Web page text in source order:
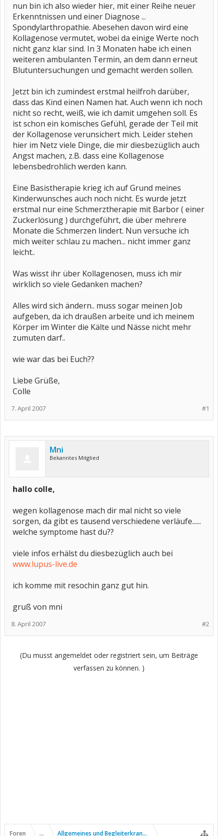
nun bin ich also wieder hier, mit einer Reihe neuer
Erkenntnissen und einer Diagnose ...
Spondylarthropathie. Abesehen davon wird eine
Kollagenose vermutet, wobei da einige Werte noch
nicht ganz klar sind. In 3 Monaten habe ich einen
weiteren ambulanten Termin, an dem dann erneut
Blutuntersuchungen und gemacht werden sollen.
Jetzt bin ich zumindest erstmal heilfroh darüber,
dass das Kind einen Namen hat. Auch wenn ich noch
nicht so recht, weiß, wie ich damit umgehen soll. Es
ist schon ein komisches Gefühl, gerade der Teil mit
der Kollagenose verunsichert mich. Leider stehen
hier im Netz viele Dinge, die mir diesbezüglich auch
Angst machen, z.B. dass eine Kollagenose
lebensbedrohlich werden kann.
Eine Basistherapie krieg ich auf Grund meines
Kinderwunsches auch noch nicht. Es wurde jetzt
erstmal nur eine Schmerztherapie mit Barbor ( einer
Zuckerlösung ) durchgeführt, die über mehrere
Monate die Schmerzen lindert. Nun versuche ich
mich weiter schlau zu machen... nicht immer ganz
leicht..
Was wisst ihr über Kollagenosen, muss ich mir
wirklich so viele Gedanken machen?
Alles wird sich ändern.. muss sogar meinen Job
aufgeben, da ich draußen arbeite und ich meinem
Körper im Winter die Kälte und Nässe nicht mehr
zumuten darf..
wie war das bei Euch??
Liebe Grüße,
Colle
#1
7. April 2007
Mni
Bekanntes Mitglied
hallo colle,
wegen kollagenose mach dir mal nicht so viele
sorgen, da gibt es tausend verschiedene verläufe......
welche symptome hast du??
viele infos erhälst du diesbezüglich auch bei
www.lupus-live.de
ich komme mit resochin ganz gut hin.
gruß von mni
#2
8. April 2007
(Du musst angemeldet oder registriert sein, um Beiträge
verfassen zu können. )
Foren ... Allgemeines und Begleiterkrankungen